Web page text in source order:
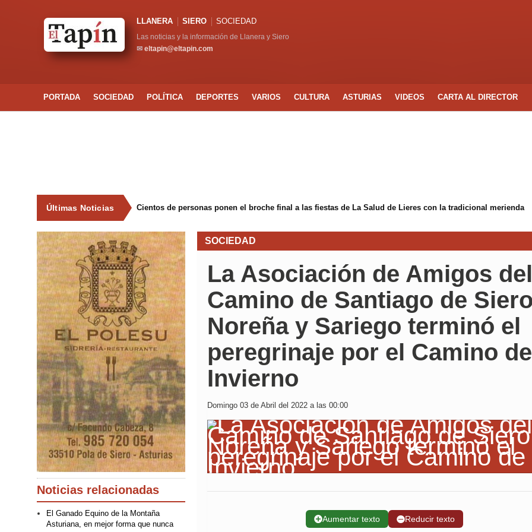
LLANERA SIERO SOCIEDAD
Las noticias y la información de Llanera y Siero
✉ eltapin@eltapin.com
PORTADA SOCIEDAD POLÍTICA DEPORTES VARIOS CULTURA ASTURIAS VIDEOS CARTA AL DIRECTOR
Últimas Noticias Cientos de personas ponen el broche final a las fiestas de La Salud de Lieres con la tradicional merienda
SOCIEDAD
La Asociación de Amigos del
Camino de Santiago de
Noreña y Sariego terminó el
peregrinaje por el Camino de
Invierno
Domingo 03 de Abril del 2022 a las 00:00
➕Aumentar texto ➖Reducir texto
Noticias relacionadas
El Ganado Equino de la Montaña
Asturiana, en mejor forma que nunca